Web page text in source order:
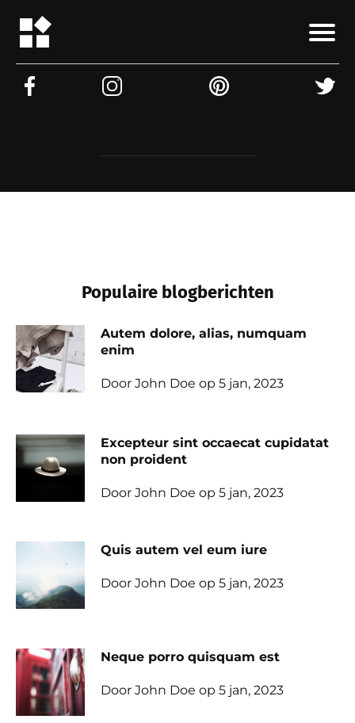
Populaire blogberichten
Autem dolore, alias, numquam
enim
Door John Doe op 5 jan, 2023
Excepteur sint occaecat cupidatat
non proident
Door John Doe op 5 jan, 2023
Quis autem vel eum iure
Door John Doe op 5 jan, 2023
Neque porro quisquam est
Door John Doe op 5 jan, 2023